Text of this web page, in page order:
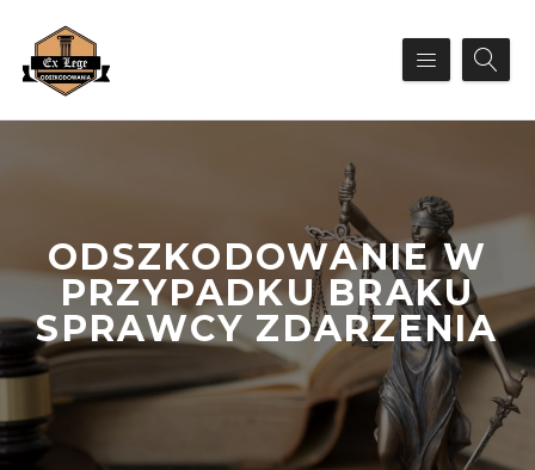
ODSZKODOWANIE W
PRZYPADKU BRAKU
SPRAWCY ZDARZENIA